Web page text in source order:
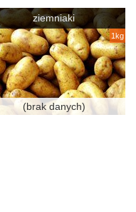
ziemniaki
1kg
(brak danych)